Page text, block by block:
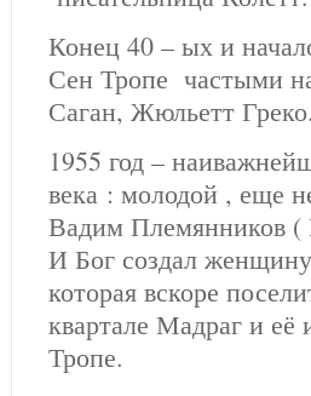
Конец 40 – ых и
Сен Тропе частыми
Саган, Жюльетт Греко.
1955 год –
века : молодой , еще
Вадим Племянников
И Бог создал
которая вскоре
квартале Мадраг и её
Тропе.